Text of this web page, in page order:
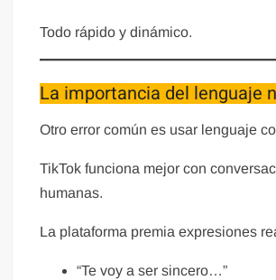
Todo rápido y dinámico.
La importancia del lenguaje
Otro error común es usar lenguaje
TikTok funciona mejor con
humanas.
La plataforma premia expresiones
“Te voy a ser sincero…”